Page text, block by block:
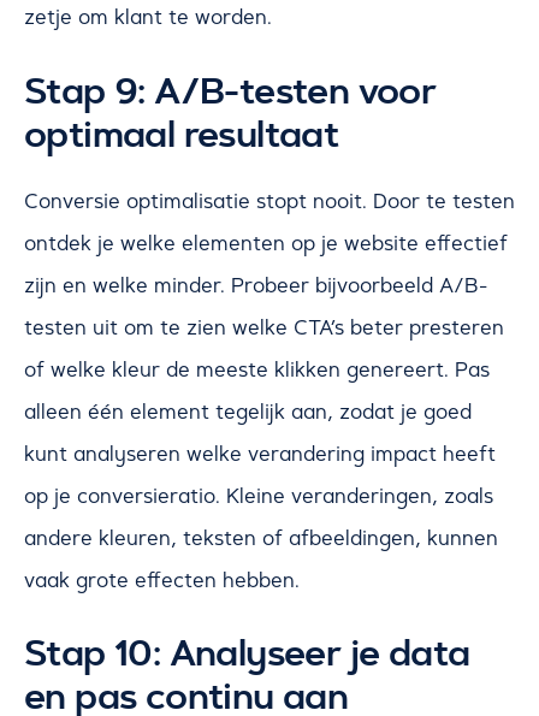
zetje om klant te worden.
Stap 9: A/B-testen voor
optimaal resultaat
Conversie optimalisatie stopt nooit. Door te testen
ontdek je welke elementen op je website effectief
zijn en welke minder. Probeer bijvoorbeeld A/B-
testen uit om te zien welke CTA’s beter presteren
of welke kleur de meeste klikken genereert. Pas
alleen één element tegelijk aan, zodat je goed
kunt analyseren welke verandering impact heeft
op je conversieratio. Kleine veranderingen, zoals
andere kleuren, teksten of afbeeldingen, kunnen
vaak grote effecten hebben.
Stap 10: Analyseer je data
en pas continu aan